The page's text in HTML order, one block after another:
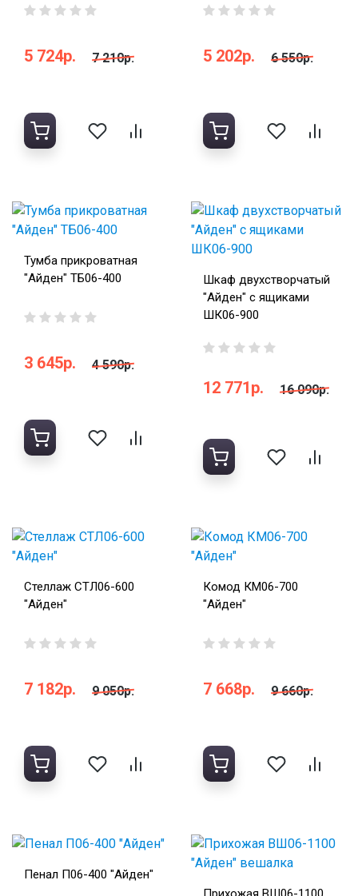
5 724р. 7 210р. 5 202р. 6 550р.
Тумба прикроватная
"Айден" ТБ06-400
3 645р. 4 590р.
Шкаф двухстворчатый
"Айден" с ящиками
ШК06-900
12 771р. 16 090р.
Стеллаж СТЛ06-600
"Айден"
7 182р. 9 050р.
Комод КМ06-700
"Айден"
7 668р. 9 660р.
Пенал П06-400 "Айден"